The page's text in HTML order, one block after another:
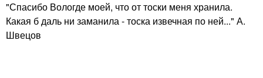
Skip
to
"Спасибо Вологде моей, что от тоски меня хранила.
Какая б даль ни заманила - тоска извечная по ней..." А.
Швецов